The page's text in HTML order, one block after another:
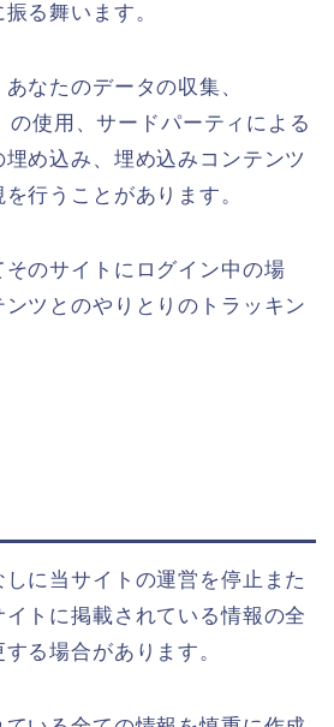
る舞います。
なたのデータの収集、
の使用、サードパーティによる
め込み、埋め込みコンテンツ
行うことがあります。
のサイトにログイン中の場
ツとのやりとりのトラッキン
に当サイトの運営を停止また
トに掲載されている情報の全
る場合があります。